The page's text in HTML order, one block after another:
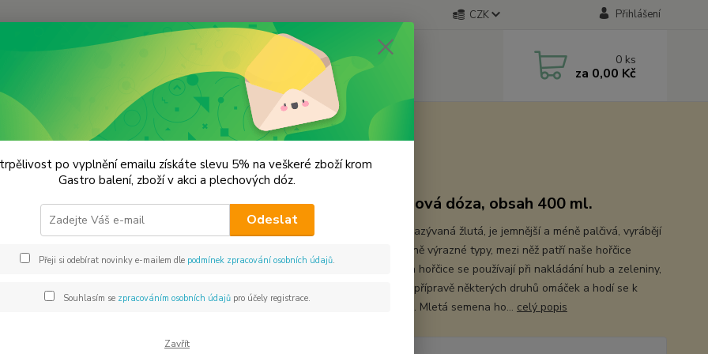
CZK Přihlášení
0 ks
za 0,00 Kč
Premium koření Hořčice černá Prémiová kvalita
černá Prémiová kvalita
Gastro plechová dóza, obsah 400 ml.
Bílá hořčice, také nazývaná žlutá, je jemnější a méně palčivá, vyrábějí
se z ní chuťově méně výrazné typy, mezi něž patří naše hořčice
plnotučná. Semena hořčice se používají při nakládání hub a zeleniny,
marinování ryb a k přípravě některých druhů omáček a hodí se k
vaječným pokrmům. Mletá semena ho... celý popis
po vyplnění emailu získáte slevu 5% na veškeré zboží krom
Gastro balení, zboží v akci a plechových dóz.
Odeslat
Přeji si odebírat novinky e-mailem dle podmínek zpracování osobních údajů.
Souhlasím se zpracováním osobních údajůpro účely registrace.
Zavřít